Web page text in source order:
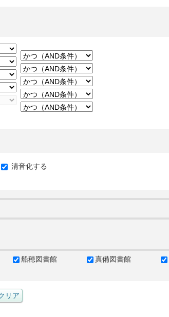
清音化する
船穂図書館 真備図書館